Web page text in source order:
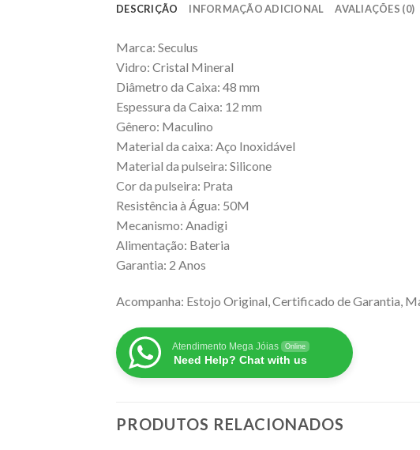
DESCRIÇÃO INFORMAÇÃO ADICIONAL AVALIAÇÕES (0)
Marca: Seculus
Vidro: Cristal Mineral
Diâmetro da Caixa: 48 mm
Espessura da Caixa: 12 mm
Gênero: Maculino
Material da caixa: Aço Inoxidável
Material da pulseira: Silicone
Cor da pulseira: Prata
Resistência à Água: 50M
Mecanismo: Anadigi
Alimentação: Bateria
Garantia: 2 Anos
Acompanha: Estojo Original, Certificado de Garantia,
Atendimento Mega Jóias Online
Need Help? Chat with us
PRODUTOS RELACIONADOS